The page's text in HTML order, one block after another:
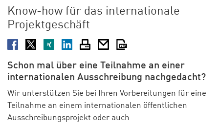
Know-how für das internationale
Projektgeschäft
Facebook
TwitterXINGLinkedIn
Drucken
E-Mail
PDF
Schon mal über eine Teilnahme an einer
internationalen Ausschreibung nachgedacht?
Wir unterstützen Sie bei Ihren Vorbereitungen für eine
Teilnahme an einem internationalen öffentlichen
Ausschreibungsprojekt oder auch